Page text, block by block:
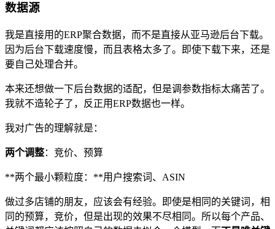
数据源
我是直接用的ERP聚合数据，而不是直接从亚马逊后台下载。
因为后台下载速度慢，而且表格太多了。即使下载下来，还是
要自己处理合并。
本来还想做一下后台数据的适配，但是调参数指标太痛苦了。
我就不造轮子了，反正用ERP数据也一样。
我对广告的理解就是：
两个调整：竞价、预算
**两个最小颗粒度：**用户搜索词、ASIN
做过多店铺的朋友，应该会有经验。即使是相同的关键词，相
同的预算，竞价，但是出现的效果不尽相同。所以每个产品、